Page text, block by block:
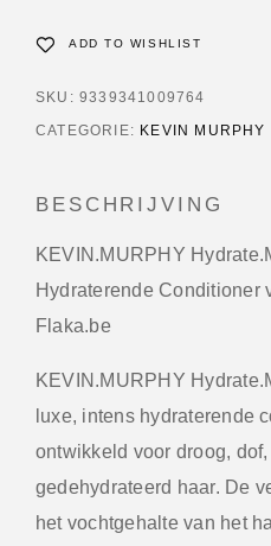
ADD TO WISHLIST
SKU: 9339341009764
CATEGORIE: KEVIN MURPHY
BESCHRIJVING
KEVIN.MURPHY
Hydraterende Conditioner
Flaka.be
KEVIN.MURPHY
luxe, intens hydraterende
ontwikkeld voor droog,
gedehydrateerd haar. De
het vochtgehalte van het